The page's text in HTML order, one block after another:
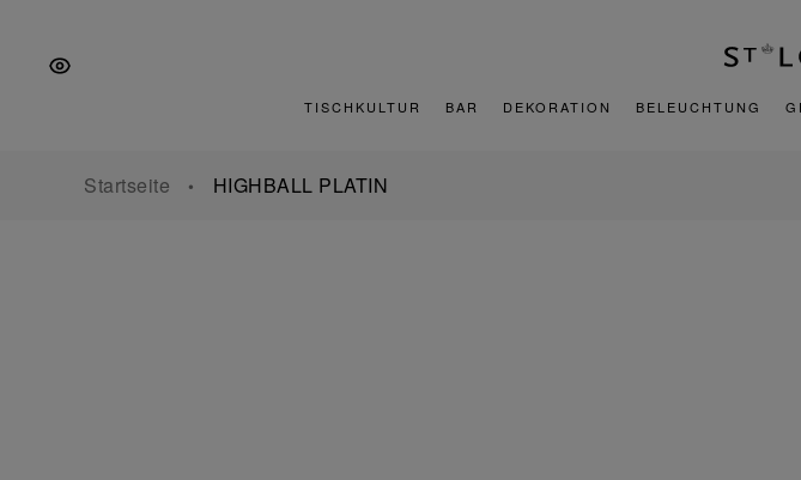
springen
springen
springen
TISCHKULTUR BAR DEKORATION BELEUCHTUNG
Startseite HIGHBALL PLATIN